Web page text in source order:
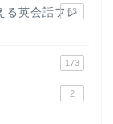
英会話フレ
63
173
2